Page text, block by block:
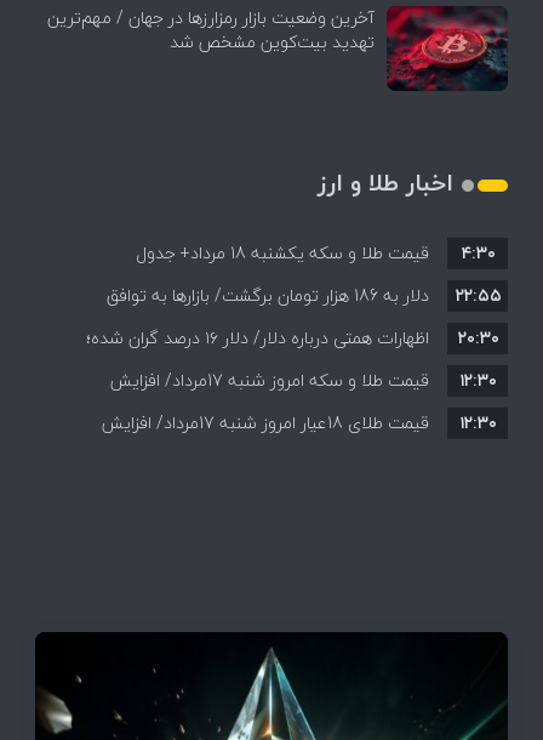
آخرین وضعیت بازار رمزارزها در جهان / مهم‌ترین
تهدید بیت‌کوین مشخص شد
اخبار طلا و ارز
قیمت طلا و سکه یکشنبه 18 مرداد+ جدول
۴:۳۰
دلار به 186 هزار تومان برگشت/ بازارها به توافق
احتمالی هرمز چه واکنشی نشان دادند؟
۲۲:۵۵
اظهارات همتی درباره دلار/ دلار ۱۶ درصد گران شده؛
این افزایش طبیعی است
۲۰:۳۰
قیمت طلا و سکه امروز شنبه 17مرداد/ افزایش
همه قیمت ها + جدول و جزئیات
۱۲:۳۰
قیمت طلای 18عیار امروز شنبه 17مرداد/ افزایش
۱۲:۳۰